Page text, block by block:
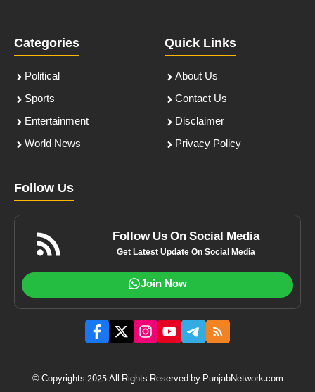
Categories
Political
Sports
Entertainment
World News
Quick Links
About Us
Contact Us
Disclaimer
Privacy Policy
Follow Us
Follow Us On Social Media
Get Latest Update On Social Media
Join Now
© Copyrights 2025 All Rights Reserved by PunjabNetwork.com